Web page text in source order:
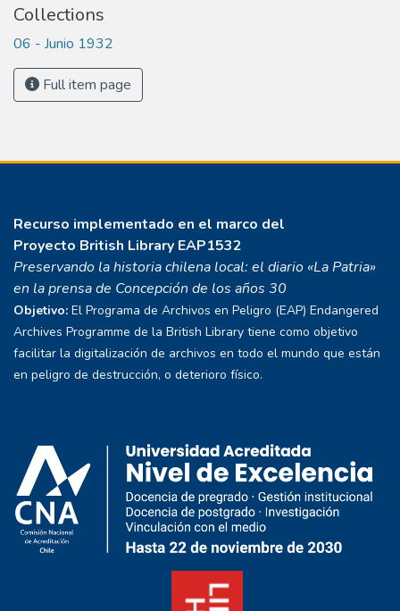
Collections
06 - Junio 1932
Full item page
Recurso implementado en el marco del
Proyecto British Library EAP1532
Preservando la historia chilena local: el diario «La Patria»
en la prensa de Concepción de los años 30
Objetivo: El Programa de Archivos en Peligro (EAP) Endangered
Archives Programme de la British Library tiene como objetivo
facilitar la digitalización de archivos en todo el mundo que están
en peligro de destrucción, o deterioro físico.